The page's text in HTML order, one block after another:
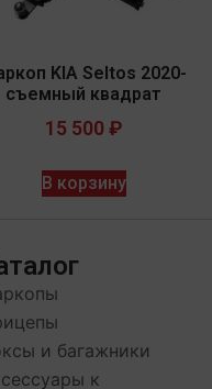
KIA Seltos 2020-
съемный квадрат
15 500 ₽
В корзину
и багажники
к